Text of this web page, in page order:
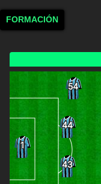
FORMACIÓN
1
54
44
43